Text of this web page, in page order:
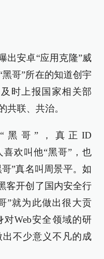
出安卓“应用克隆”威
哥”所在的知道创宇
时上报国家相关部
共联、共治。
黑哥”，真正ID
喜欢叫他“黑哥”，也
”真名叫周景平。如
客开创了国内安全行
”就为此做出很大贡
Web安全领域的研
不少意义不凡的成